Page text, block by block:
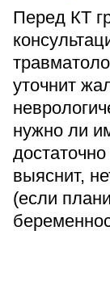
Перед КТ
уточнит
нужно ли
выяснит,
(если